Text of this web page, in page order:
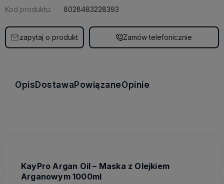
Kod produktu:
8028483228393
zapytaj o produkt Zamów telefonicznie
Opis Dostawa PowiązaneOpinie
KayPro Argan Oil – Maska z Olejkiem
Arganowym 1000ml